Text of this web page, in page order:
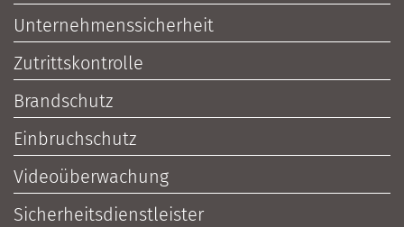
Unternehmenssicherheit
Zutrittskontrolle
Brandschutz
Einbruchschutz
Videoüberwachung
Sicherheitsdienstleister